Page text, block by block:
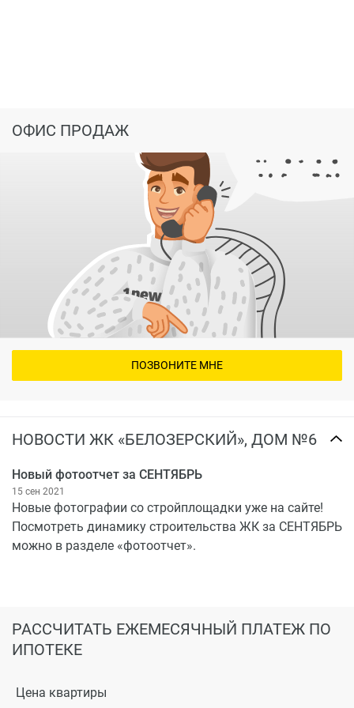
Существующая инфраструктура микрорайона:
общеобразовательные школы № 31 и №25;
детский сад № 41 «Ветерок» (400 м);
филиал городской поликлиники (300м);
универсамы «Магнит», «Пятёрочка» и другие
продовольственные магазины;
оптовые базы разнообразных товаров (500 м);
любимое место отдыха вологжан Парк Мира и
река Вологда (700 м).
НОВОСТИ ЖК «БЕЛОЗЕРСКИЙ», ДОМ №6
Новый фотоотчет за СЕНТЯБРЬ
15 сен 2021
Новые фотографии со стройплощадки уже на сайте!
Посмотреть динамику строительства ЖК за СЕНТЯБРЬ
можно в разделе «фотоотчет».
РАССЧИТАТЬ ЕЖЕМЕСЯЧНЫЙ ПЛАТЕЖ ПО
ИПОТЕКЕ
Цена квартиры
ОФИС ПРОДАЖ
ПОЗВОНИТЕ МНЕ